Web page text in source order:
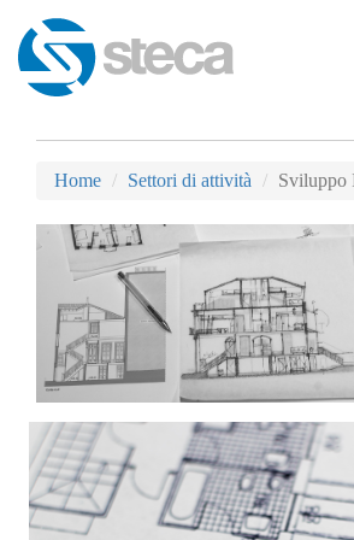
Home Settori di attività Sviluppo